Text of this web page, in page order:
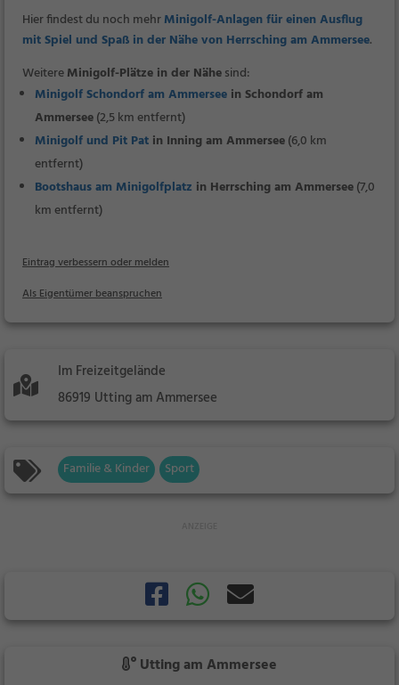
Hier findest du noch mehrMinigolf-Anlagen für einen Ausflug
mit Spiel und Spaß in der Nähe von Herrsching am Ammersee.
WeitereMinigolf-Plätze in der Nähesind:
Minigolf Schondorf am Ammersee in Schondorf am
Ammersee(2,5 km entfernt)
Minigolf und Pit Pat in Inning am Ammersee(6,0 km
entfernt)
Bootshaus am Minigolfplatz in Herrsching am Ammersee(7,0
km entfernt)
Eintrag verbessern oder melden
Als Eigentümer beanspruchen
Im Freizeitgelände
86919 Utting am Ammersee
Familie & Kinder Sport
Utting am Ammersee